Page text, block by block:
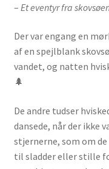
– Et eventyr fra
Der var engang en
af en spejlblank
vandet, og natten
🌲
De andre tudser
dansede, når der ikke
stjernerne, som om
til sladder eller stille